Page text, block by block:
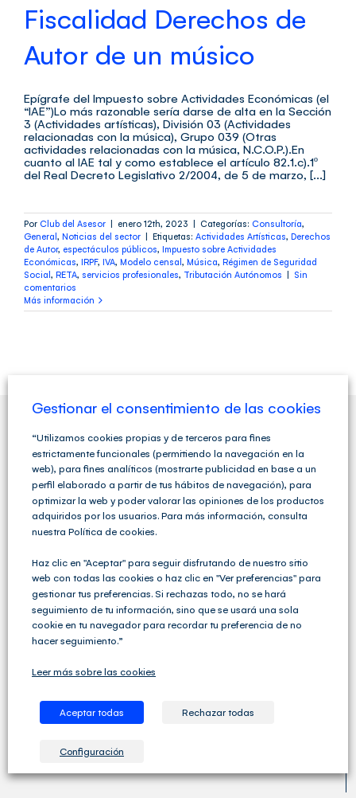
Fiscalidad Derechos de
Autor de un músico
Epígrafe del Impuesto sobre Actividades Económicas (el
“IAE”)Lo más razonable sería darse de alta en la Sección
3 (Actividades artísticas), División 03 (Actividades
relacionadas con la música), Grupo 039 (Otras
actividades relacionadas con la música, N.C.O.P.).En
cuanto al IAE tal y como establece el artículo 82.1.c).1º
del Real Decreto Legislativo 2/2004, de 5 de marzo, [...]
Por Club del Asesor | enero 12th, 2023 | Categorías: Consultoría,
General, Noticias del sector | Etiquetas: Actividades Artísticas, Derechos
de Autor, espectáculos públicos, Impuesto sobre Actividades
Económicas, IRPF, IVA, Modelo censal, Música, Régimen de Seguridad
Social, RETA, servicios profesionales, Tributación Autónomos | Sin
comentarios
Más información
QUIENES SOMOS
Gestión Fiscal, Contable y Laboral completas sino que
va un paso más allá y ofrece una amplia variedad de
Profesionales.
Gestionar el consentimiento de las cookies
“Utilizamos cookies propias y de terceros para fines
estrictamente funcionales (permitiendo la navegación en la
web), para fines analíticos (mostrarte publicidad en base a un
perfil elaborado a partir de tus hábitos de navegación), para
optimizar la web y poder valorar las opiniones de los productos
adquiridos por los usuarios. Para más información, consulta
nuestra Política de cookies.
Haz clic en "Aceptar" para seguir disfrutando de nuestro sitio
web con todas las cookies o haz clic en "Ver preferencias" para
gestionar tus preferencias. Si rechazas todo, no se hará
seguimiento de tu información, sino que se usará una sola
cookie en tu navegador para recordar tu preferencia de no
hacer seguimiento.”
Leer más sobre las cookies
Aceptar todas Rechazar todas
Configuración